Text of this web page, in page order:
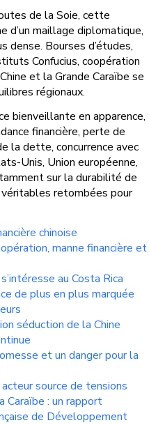
de la Soie, cette
d’un maillage diplomatique,
Bourses d’études,
Confucius, coopération
et la Grande Caraïbe se
régionaux.
bienveillante en apparence,
financière, perte de
la dette, concurrence avec
Unis, Union européenne,
sur la durabilité de
retombées pour
chinoise
manne financière et
au Costa Rica
de plus en plus marquée
séduction de la Chine
et un danger pour la
source de tensions
Caraïbe : un rapport
de Développement